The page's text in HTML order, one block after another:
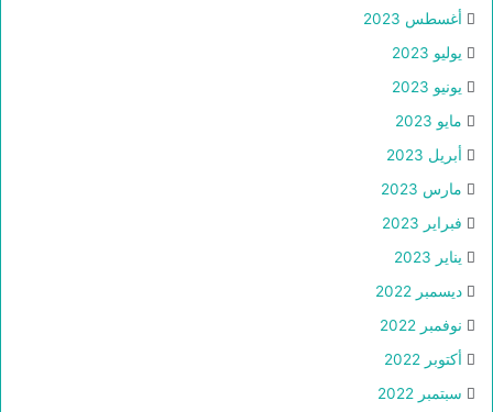
أغسطس 2023
يوليو 2023
يونيو 2023
مايو 2023
أبريل 2023
مارس 2023
فبراير 2023
يناير 2023
ديسمبر 2022
نوفمبر 2022
أكتوبر 2022
سبتمبر 2022